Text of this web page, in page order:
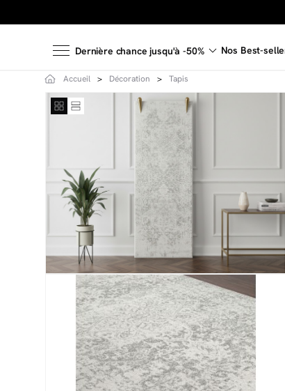
Dernière chance jusqu'à -50% Nos Best-
Accueil Décoration Tapis